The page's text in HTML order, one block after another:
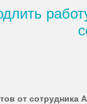
от сотрудника